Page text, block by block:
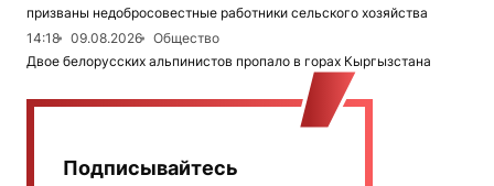
призваны недобросовестные работники сельского хозяйства
14:18
09.08.2026
Общество
Двое белорусских альпинистов пропало в горах Кыргызстана
Подписывайтесь